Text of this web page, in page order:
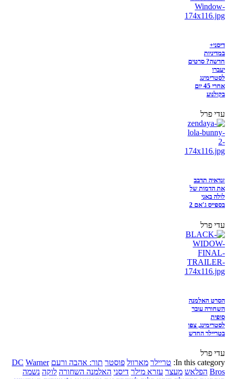
דיסני+
במדיניות
חדשה? סרטים
יעברו
לסטרימינג
אחרי 45 יום
בקולנוע
עדי פרל
זנדאיה תדבב
את הדמות של
לולה באני
בספייס ג'אם 2
עדי פרל
הסרט האלמנה
השחורה עובר
סופית
לסטרימינג, צפו
בטריילר החדש
עדי פרל
In this category: טריילר מארוול פוסטר תור: אהבה ורעם DC Warner
Bros הפלאש מעצר עזרא מילר דיסני האלמנה השחורה לוקה נשמה